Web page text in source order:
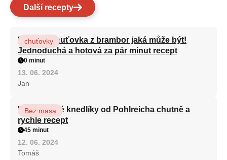
Další recepty
Nejlepší chuťovka z brambor jaká může být!
Jednoduchá a hotová za pár minut recept
chuťovky
0 minut
13. 06. 2024
Jan
Karlovarské knedlíky od Pohlreicha chutně a
rychle recept
Bez masa
45 minut
12. 06. 2024
Tomáš